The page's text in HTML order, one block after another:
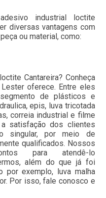
industrial loctite
diversas vantagens com
ou material, como:
Cantareira? Conheça
oferece. Entre eles
de plásticos e
epis, luva tricotada
correia industrial e filme
a satisfação dos clientes
singular, por meio de
qualificados. Nossos
para atendê-lo
além do que já foi
por exemplo, luva malha
Por isso, fale conosco e